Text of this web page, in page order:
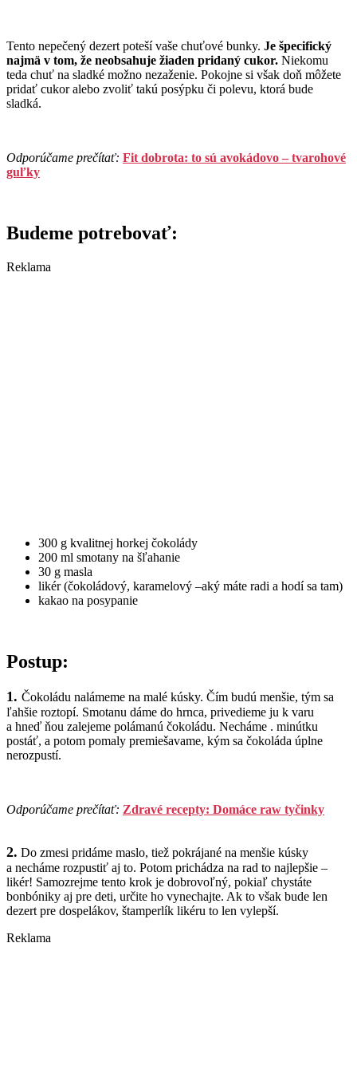
Tento nepečený dezert poteší vaše chuťové bunky. Je špecifický
najmä v tom, že neobsahuje žiaden pridaný cukor. Niekomu
teda chuť na sladké možno nezaženie. Pokojne si však doň môžete
pridať cukor alebo zvoliť takú posýpku či polevu, ktorá bude
sladká.
Odporúčame prečítať: Fit dobrota: to sú avokádovo – tvarohové
guľky
Budeme potrebovať:
Reklama
300 g kvalitnej horkej čokolády
200 ml smotany na šľahanie
30 g masla
likér (čokoládový, karamelový –aký máte radi a hodí sa tam)
kakao na posypanie
Postup:
1. Čokoládu nalámeme na malé kúsky. Čím budú menšie, tým sa
ľahšie roztopí. Smotanu dáme do hrnca, privedieme ju k varu
a hneď ňou zalejeme polámanú čokoládu. Necháme . minútku
postáť, a potom pomaly premiešavame, kým sa čokoláda úplne
nerozpustí.
Odporúčame prečítať: Zdravé recepty: Domáce raw tyčinky
2. Do zmesi pridáme maslo, tiež pokrájané na menšie kúsky
a necháme rozpustiť aj to. Potom prichádza na rad to najlepšie –
likér! Samozrejme tento krok je dobrovoľný, pokiaľ chystáte
bonbóniky aj pre deti, určite ho vynechajte. Ak to však bude len
dezert pre dospelákov, štamperlík likéru to len vylepší.
Reklama